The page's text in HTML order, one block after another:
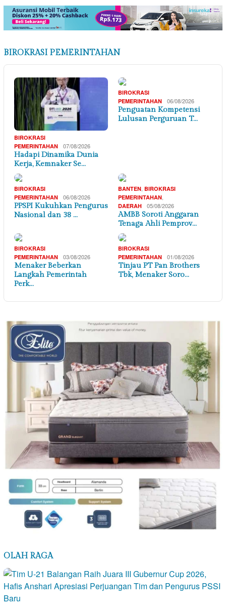
BIROKRASI PEMERINTAHAN
BIROKRASI
PEMERINTAHAN
07/08/2026
Hadapi Dinamika Dunia
Kerja, Kemnaker Se…
BIROKRASI
PEMERINTAHAN
06/08/2026
Penguatan Kompetensi
Lulusan Perguruan T…
BIROKRASI
PEMERINTAHAN
06/08/2026
PPSPI Kukuhkan Pengurus
Nasional dan 38 …
BANTEN BIROKRASI
PEMERINTAHAN
DAERAH 05/08/2026
AMBB Soroti Anggaran
Tenaga Ahli Pemprov…
BIROKRASI
PEMERINTAHAN
03/08/2026
Menaker Beberkan
Langkah Pemerintah
Perk…
BIROKRASI
PEMERINTAHAN
01/08/2026
Tinjau PT Pan Brothers
Tbk, Menaker Soro…
OLAH RAGA